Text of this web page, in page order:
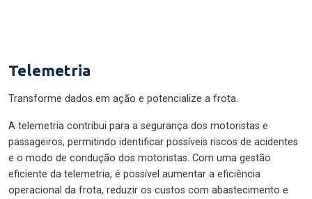
Telemetria
Transforme dados em ação e potencialize a frota.
A telemetria contribui para a segurança dos motoristas e
passageiros, permitindo identificar possíveis riscos de acidentes
e o modo de condução dos motoristas. Com uma gestão
eficiente da telemetria, é possível aumentar a eficiência
operacional da frota, reduzir os custos com abastecimento e